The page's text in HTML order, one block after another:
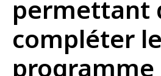
permettant
compléter le
programme